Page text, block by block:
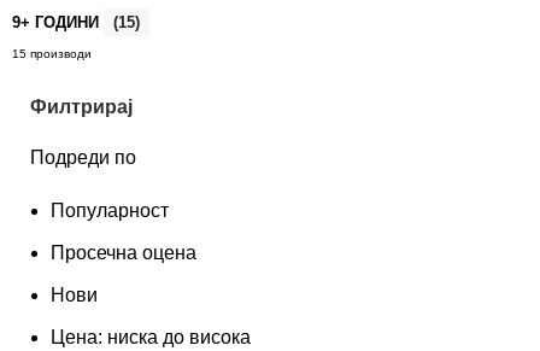
9+ ГОДИНИ (15)
15 производи
Филтрирај
Подреди по
Популарност
Просечна оцена
Нови
Цена: ниска до висока